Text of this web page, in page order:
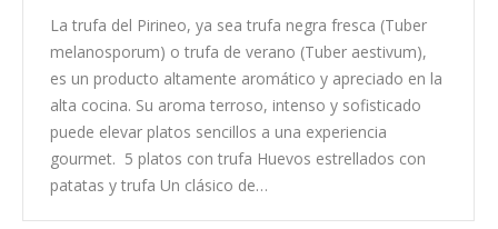
La trufa del Pirineo, ya sea trufa negra fresca (Tuber
melanosporum) o trufa de verano (Tuber aestivum),
es un producto altamente aromático y apreciado en la
alta cocina. Su aroma terroso, intenso y sofisticado
puede elevar platos sencillos a una experiencia
gourmet. 5 platos con trufa Huevos estrellados con
patatas y trufa Un clásico de…